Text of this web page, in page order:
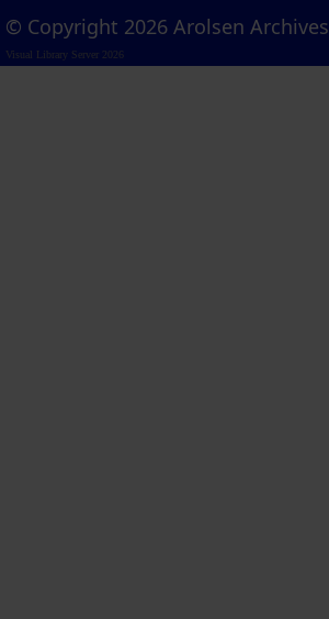
© Copyright 2026 Arolsen Archives
Visual Library Server 2026